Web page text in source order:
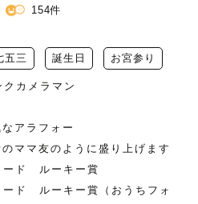
154件
五三 誕生日 お宮参り
カメラマン
アラフォー
ママ友のように盛り上げます
ド　ルーキー賞
ド　ルーキー賞（おうちフォ